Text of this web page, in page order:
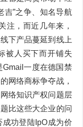
吉”之争、知名导航
注，而近几年来，
下产品蔓延到线上
被人买下而开铺失
Gmail一度在德国禁
网络商标争夺战，
络知识产权问题层
比这些大企业的问
功登陆IpO成为价